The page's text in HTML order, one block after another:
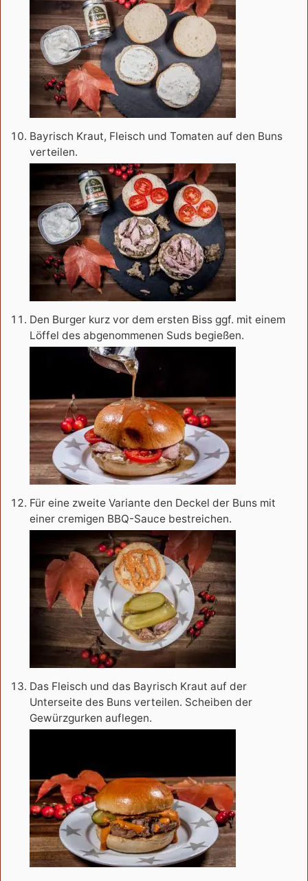
Bayrisch Kraut, Fleisch und Tomaten auf den Buns
verteilen.
Den Burger kurz vor dem ersten Biss ggf. mit einem
Löffel des abgenommenen Suds begießen.
Für eine zweite Variante den Deckel der Buns mit
einer cremigen BBQ-Sauce bestreichen.
Das Fleisch und das Bayrisch Kraut auf der
Unterseite des Buns verteilen. Scheiben der
Gewürzgurken auflegen.